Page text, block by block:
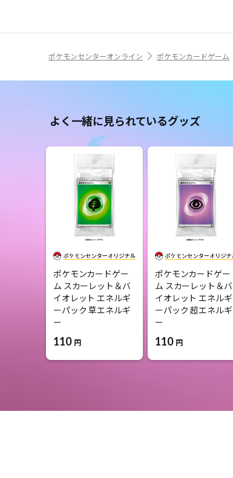
ポケモンセンターオンライン ポケモンカードゲーム
よく一緒に見られているグッズ
ポケモンカードゲー
ム スカーレット＆バ
イオレット エネルギ
ーパック 草エネルギ
ー
110 円
ポケモンカードゲー
ム スカーレット＆バ
イオレット エネルギ
ーパック 超エネルギ
ー
110 円